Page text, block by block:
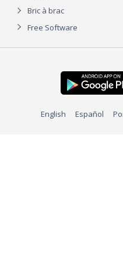
Bric à brac
Free Software
English Español